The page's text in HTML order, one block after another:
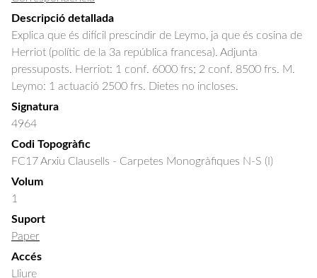
Descripció detallada
Explica que és difícil prescindir de Leymo, ja que és cosina de
Herriot (polític de la 3a república francesa). Adjunta
pressuposts. Herriot: 1 conf. 6000 frs; 2 conf. 8500 frs. M.
Leymo: 1 actuació 2500 frs. Dietes no incloses.
Signatura
4964
Codi Topogràfic
FC17 Arxiu Clausells - Carpetes Monogràfiques N-S (I)
Volum
1
Suport
Paper
Accés
Lliure